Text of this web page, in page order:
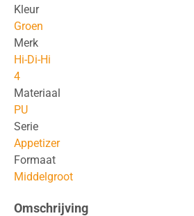
Kleur
Groen
Merk
Hi-Di-Hi
4
Materiaal
PU
Serie
Appetizer
Formaat
Middelgroot
Omschrijving